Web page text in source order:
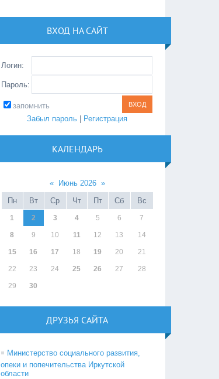
ВХОД НА САЙТ
Логин:
Пароль:
запомнить
Забыл пароль| Регистрация
КАЛЕНДАРЬ
« Июнь 2026 »
Пн
Вт Ср Чт Пт Сб Вс
1 2 3 4 5 6 7
8 9 10 11 12 13 14
15 16 17 18 19 20 21
22 23 24 25 26 27 28
29 30
ДРУЗЬЯ САЙТА
Министерство социального развития,
опеки и попечительства Иркутской
области